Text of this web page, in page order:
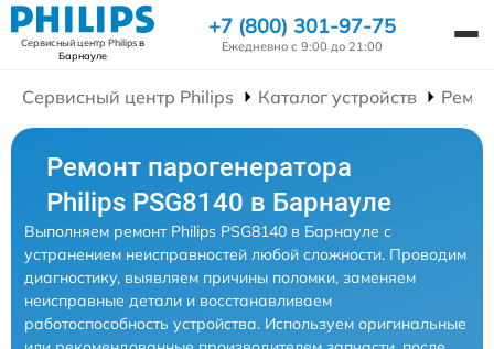
Сервисный центр Philipsв
Барнауле
+7 (800) 301-97-75
Ежедневно с 9:00 до 21:00
Сервисный центр Philips Каталог устройств
Ремонт парогенератора
Philips PSG8140 в Барнауле
Выполняем ремонт Philips PSG8140 в Барнауле с
устранением неисправностей любой сложности. Проводим
диагностику, выявляем причины поломки, заменяем
неисправные детали и восстанавливаем
работоспособность устройства. Используем оригинальные